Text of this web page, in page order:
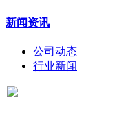
新闻资讯
公司动态
行业新闻